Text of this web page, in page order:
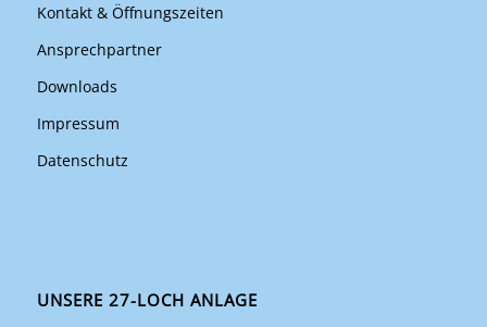
Kontakt & Öffnungszeiten
Ansprechpartner
Downloads
Impressum
Datenschutz
UNSERE 27-LOCH ANLAGE